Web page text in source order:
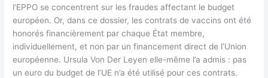
l’EPPO se concentrent sur les fraudes affectant le budget
européen. Or, dans ce dossier, les contrats de vaccins ont été
honorés financièrement par chaque État membre,
individuellement, et non par un financement direct de l’Union
européenne. Ursula Von Der Leyen elle-même l’a admis : pas
un euro du budget de l’UE n’a été utilisé pour ces contrats.